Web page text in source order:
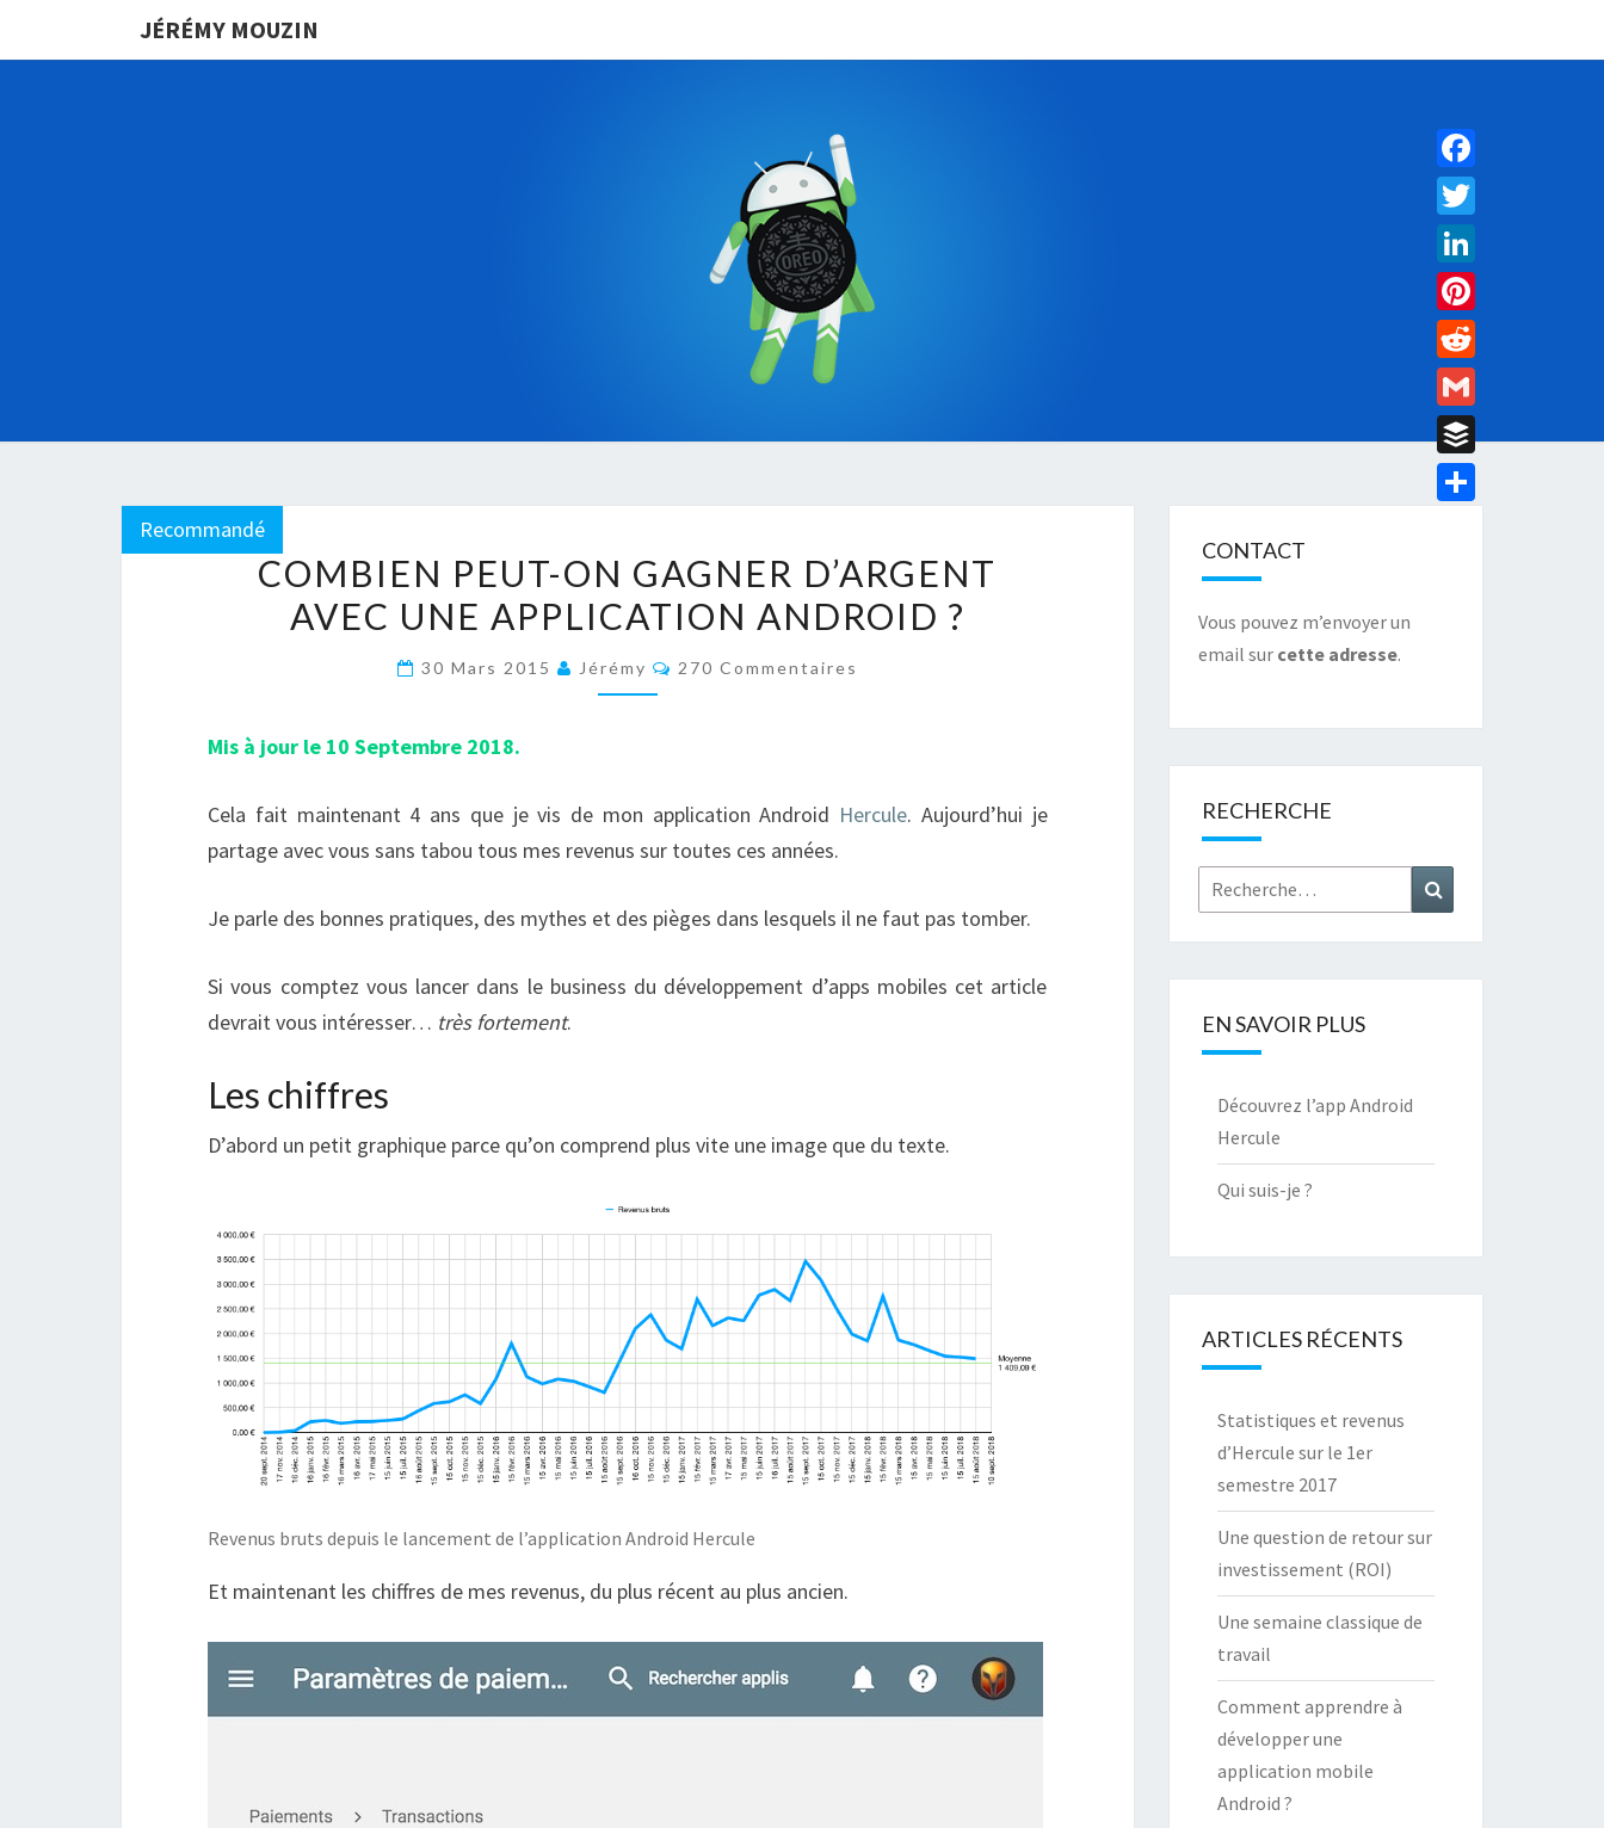
JÉRÉMY MOUZIN
JÉRÉMY
MOUZIN
VIVRE D’UNE
APPLICATION
ANDROID EN
Recommandé
PEUT-
ON
D’ARGENT
ANDROID
?
COMBIEN PEUT-ON GAGNER D’ARGENT
AVEC UNE APPLICATION ANDROID ?
30 Mars 2015 Jérémy Commentaires
270 Commentaires
Mis à jour le 10 Septembre 2018.
Cela fait maintenant 4 ans que je vis de mon application Android Hercule. Aujourd’hui je
partage avec vous sans tabou tous mes revenus sur toutes ces années.
Je parle des bonnes pratiques, des mythes et des pièges dans lesquels il ne faut pas tomber.
Si vous comptez vous lancer dans le business du développement d’apps mobiles cet article
devrait vous intéresser… très fortement.
Les chiffres
D’abord un petit graphique parce qu’on comprend plus vite une image que du texte.
Revenus bruts depuis le lancement de l’application Android Hercule
Et maintenant les chiffres de mes revenus, du plus récent au plus ancien.
CONTACT
Vous pouvez m’envoyer un
email sur cette adresse.
RECHERCHE
Rechercher :
EN SAVOIR PLUS
Découvrez l’app Android
Hercule
Qui suis-je ?
ARTICLES RÉCENTS
Statistiques et revenus
d’Hercule sur le 1er
semestre 2017
Une question de retour sur
investissement (ROI)
Une semaine classique de
travail
Comment apprendre à
développer une
application mobile
Android ?
Facebook
Twitter
LinkedIn
Pinterest
Reddit
Gmail
Buffer